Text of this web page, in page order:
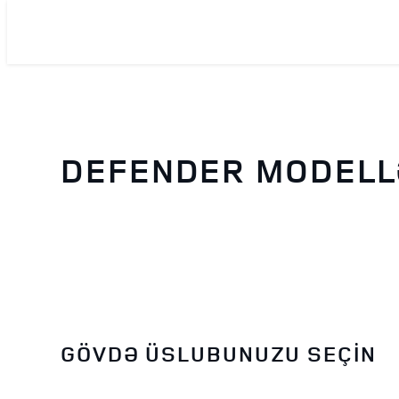
DEFENDER
GÖVDƏ ÜSLUBUNUZU SEÇİN